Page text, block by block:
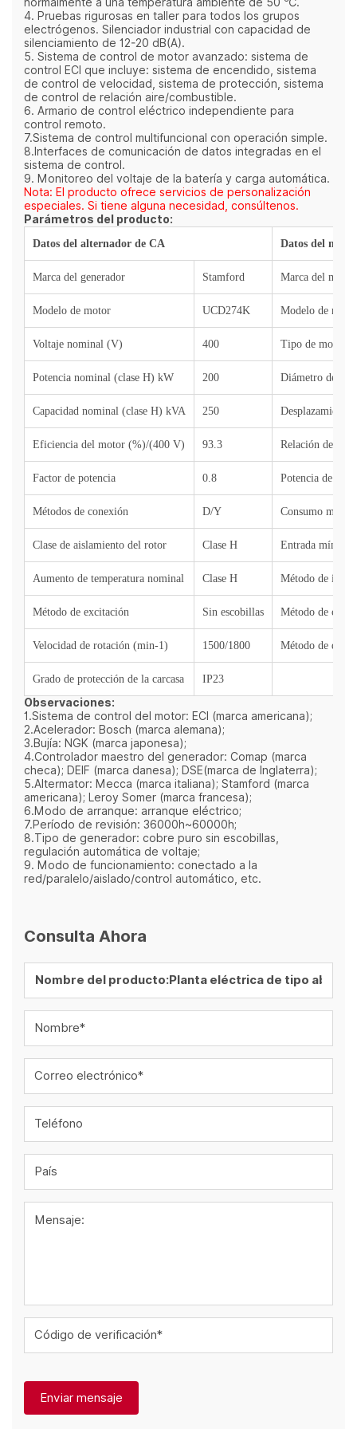
4. Pruebas rigurosas en taller para todos los grupos
electrógenos. Silenciador industrial con capacidad de
silenciamiento de 12-20 dB(A).
5. Sistema de control de motor avanzado: sistema de
control ECI que incluye: sistema de encendido, sistema
de control de velocidad, sistema de protección, sistema
de control de relación aire/combustible.
6. Armario de control eléctrico independiente para
control remoto.
7.Sistema de control multifuncional con operación simple.
8.Interfaces de comunicación de datos integradas en el
sistema de control.
9. Monitoreo del voltaje de la batería y carga automática.
Nota: El producto ofrece servicios de personalización
especiales. Si tiene alguna necesidad, consúltenos.
Parámetros del producto:
Datos del alternador de CA Datos del
Marca del generador Stamford Marca del motor
Modelo de motor UCD274K Modelo de
Voltaje nominal (V) 400 Tipo de motor
Potencia nominal (clase H) kW 200 Diámetro del
Capacidad nominal (clase H) kVA 250 Desplazamiento
Eficiencia del motor (%)/(400 V) 93.3 Relación de
Factor de potencia 0.8 Potencia de
Métodos de conexión D/Y Consumo
Clase de aislamiento del rotor Clase H Entrada mínima
Aumento de temperatura nominal Clase H Método de
Método de excitación Sin escobillas Método de
Velocidad de rotación (min-1) 1500/1800 Método de
Grado de protección de la carcasa IP23
Observaciones:
1.Sistema de control del motor: ECI (marca americana);
2.Acelerador: Bosch (marca alemana);
3.Bujía: NGK (marca japonesa);
4.Controlador maestro del generador: Comap (marca
checa); DEIF (marca danesa); DSE(marca de Inglaterra);
5.Altermator: Mecca (marca italiana); Stamford (marca
americana); Leroy Somer (marca francesa);
6.Modo de arranque: arranque eléctrico;
7.Período de revisión: 36000h~60000h;
8.Tipo de generador: cobre puro sin escobillas,
regulación automática de voltaje;
9. Modo de funcionamiento: conectado a la
red/paralelo/aislado/control automático, etc.
Consulta Ahora
Nombre*
Correo electrónico*
Teléfono
País
Mensaje:
Código de verificación*
Enviar mensaje